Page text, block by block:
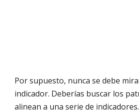
Por supuesto, nunca se debe
indicador. Deberías buscar los
alinean a una serie de